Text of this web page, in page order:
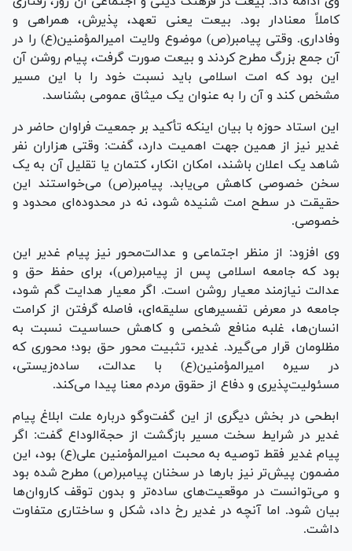
کاملاً معنادار بود. بیعت یعنی تعهد، پذیرش، همراهی و
وفاداری. وقتی پیامبر(ص) موضوع ولایت امیرالمؤمنین(ع) را در
آن جمع بزرگ مطرح کردند و بیعت صورت گرفت، پیام روشن آن
این بود که امت اسلامی باید نسبت خود را با این مسیر
مشخص کند و آن را به عنوان یک میثاق عمومی بشناسد.
این استاد حوزه با بیان اینکه تأکید بر جمعیت فراوان حاضر در
غدیر نیز از همین جهت اهمیت دارد، گفت: وقتی هزاران نفر
شاهد یک اعلان باشند، امکان انکار، کتمان یا تقلیل آن به یک
سخن خصوصی کاهش می‌یابد. پیامبر(ص) می‌خواستند این
حقیقت در سطح امت شنیده شود، نه در محدوده‌ای محدود و
خصوصی.
وی افزود: از منظر اجتماعی و عدالت‌محور نیز پیام غدیر این
بود که جامعه اسلامی پس از پیامبر(ص)، برای حفظ حق و
عدالت نیازمند معیار روشن است. اگر معیار هدایت گم شود،
جامعه در معرض تفسیرهای سلیقه‌ای، فاصله گرفتن از کرامت
انسان‌ها، غلبه منافع شخصی و کاهش حساسیت نسبت به
مظلومان قرار می‌گیرد. غدیر، تثبیت محور حق بود؛ محوری که
در سیره امیرالمؤمنین(ع) با عدالت، ساده‌زیستی،
مسئولیت‌پذیری و دفاع از حقوق مردم معنا پیدا می‌کند.
ابطحی در بخش دیگری از این گفت‌وگو درباره علت ابلاغ پیام
غدیر در شرایط سخت مسیر بازگشت از حجةالوداع گفت: اگر
پیام غدیر فقط توصیه به محبت امیرالمؤمنین علی(ع) بود، این
مضمون پیش‌تر نیز بارها در سخنان پیامبر(ص) مطرح شده بود
و می‌توانست در موقعیت‌های ساده‌تر و بدون توقف کاروان‌ها
بیان شود. اما آنچه در غدیر رخ داد، شکل و ساختاری متفاوت
داشت.